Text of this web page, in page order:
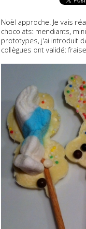
Noël approche. Je vais
chocolats: mendiants,
prototypes, j'ai introduit
collègues ont validé: